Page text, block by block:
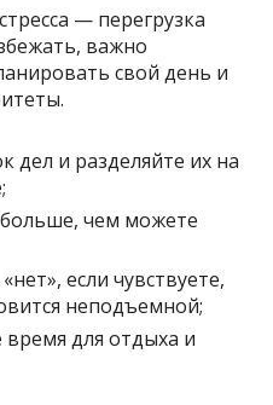
— перегрузка
важно
свой день и
дел и разделяйте их на
чем можете
если чувствуете,
неподъемной;
время для отдыха и